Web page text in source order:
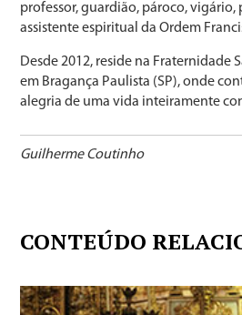
professor, guardião, pároco,
assistente espiritual da Ordem
Desde 2012, reside na Fraternidade
em Bragança Paulista (SP), onde
alegria de uma vida inteiramente
Guilherme Coutinho
CONTEÚDO